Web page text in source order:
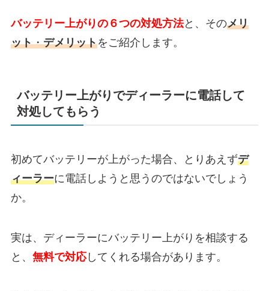
バッテリー上がりの６つの対処方法と、そのメリ
ット・デメリットをご紹介します。
バッテリー上がりでディーラーに電話して
対処してもらう
初めてバッテリーが上がった場合、とりあえずデ
ィーラーに電話しようと思うのではないでしょう
か。
実は、ディーラーにバッテリー上がりを相談する
と、 無料で対応してくれる場合があります。